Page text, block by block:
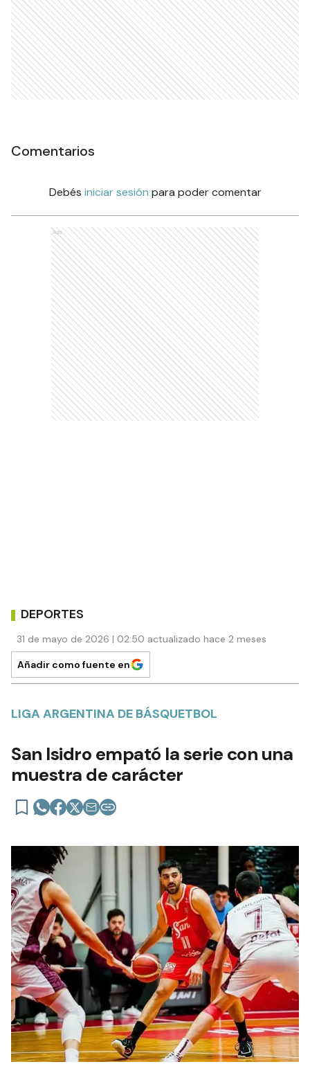
Comentarios
Debés iniciar sesión para poder comentar
Ads
DEPORTES
31 de mayo de 2026 | 02:50 actualizado hace 2 meses
Añadir como fuente en
LIGA ARGENTINA DE BÁSQUETBOL
San Isidro empató la serie con una
muestra de carácter